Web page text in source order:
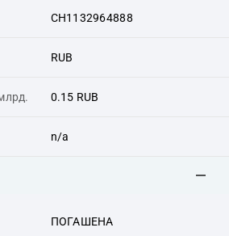
CH1132964888
RUB
0.15 RUB
n/a
ПОГАШЕНА